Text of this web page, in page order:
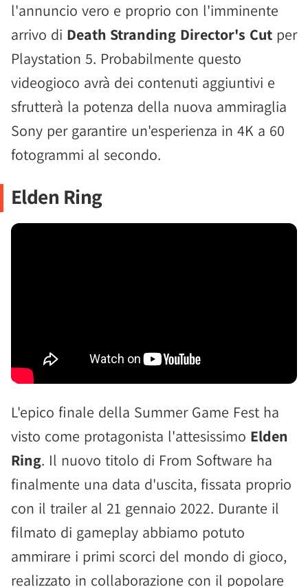
l'annuncio vero e proprio con l'imminente
arrivo di Death Stranding Director's Cut per
Playstation 5. Probabilmente questo
videogioco avrà dei contenuti aggiuntivi e
sfrutterà la potenza della nuova ammiraglia
Sony per garantire un'esperienza in 4K a 60
fotogrammi al secondo.
Elden Ring
L'epico finale della Summer Game Fest ha
visto come protagonista l'attesissimo Elden
Ring. Il nuovo titolo di From Software ha
finalmente una data d'uscita, fissata proprio
con il trailer al 21 gennaio 2022. Durante il
filmato di gameplay abbiamo potuto
ammirare i primi scorci del mondo di gioco,
realizzato in collaborazione con il popolare